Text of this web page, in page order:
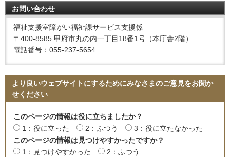
お問い合わせ
福祉支援室障がい福祉課サービス支援係
〒400-8585 甲府市丸の内一丁目18番1号（本庁舎2階）
電話番号：055-237-5654
より良いウェブサイトにするためにみなさまのご意見をお聞か
せください
このページの情報は役に立ちましたか？
1：役に立った
2：ふつう
3：役に立たなかった
このページの情報は見つけやすかったですか？
1：見つけやすかった
2：ふつう